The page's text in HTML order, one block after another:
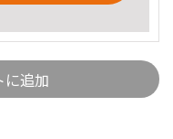
に追加